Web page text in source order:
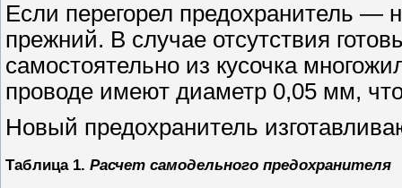
Если перегорел предохранитель —
прежний. В случае отсутствия
самостоятельно из кусочка
проводе имеют диаметр 0,05 мм,
Новый предохранитель
Таблица 1. Расчет самодельного предохранителя